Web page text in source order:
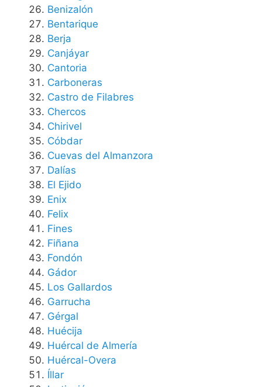
Benizalón
Bentarique
Berja
Canjáyar
Cantoria
Carboneras
Castro de Filabres
Chercos
Chirivel
Cóbdar
Cuevas del Almanzora
Dalías
El Ejido
Enix
Felix
Fines
Fiñana
Fondón
Gádor
Los Gallardos
Garrucha
Gérgal
Huécija
Huércal de Almería
Huércal-Overa
Íllar